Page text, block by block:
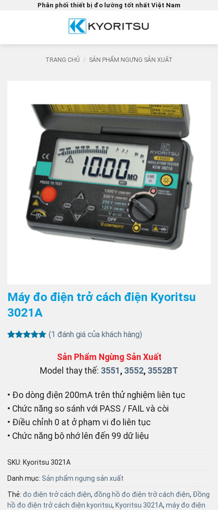
dung
Phân phối thiết bị đo lường tốt nhất Việt Nam
TRANG CHỦ / SẢN PHẨM NGƯNG SẢN XUẤT
Máy đo điện trở cách điện Kyoritsu
3021A
(1 đánh giá của khách hàng)
Sản Phẩm Ngừng Sản Xuất
Model thay thế: 3551 , 3552, 3552BT
• Đo dòng điện 200mA trên thử nghiệm liên tục
• Chức năng so sánh với PASS / FAIL và còi
• Điều chỉnh 0 at ở phạm vi đo liên tục
• Chức năng bộ nhớ lên đến 99 dữ liệu
SKU: Kyoritsu 3021A
Danh mục: Sản phẩm ngưng sản xuất
Thẻ: đo điện trở cách điện, đồng hồ đo điện trở cách điện, Đồng
hồ đo điện trở cách điện kyoritsu, Kyoritsu 3021A, máy đo điện